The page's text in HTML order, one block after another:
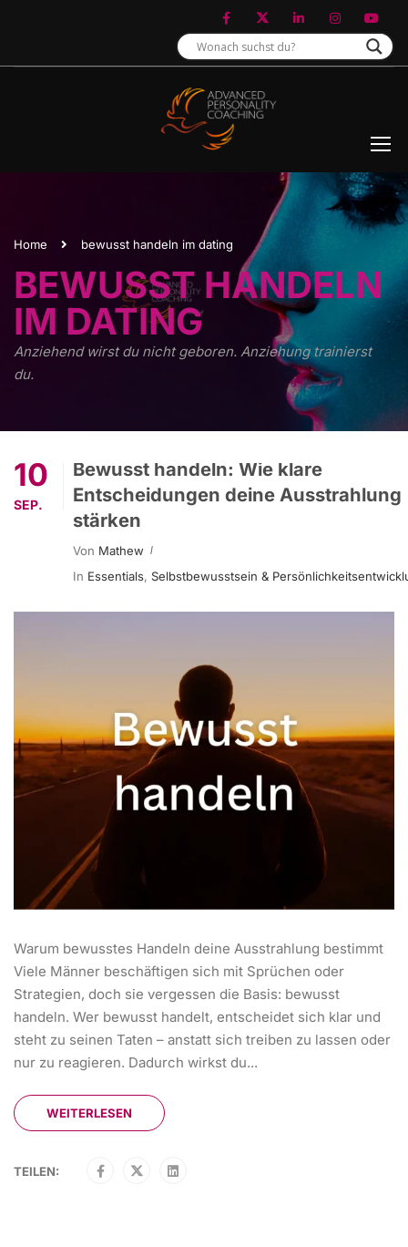
Home bewusst handeln im dating
BEWUSST HANDELN
IM DATING
Anziehend wirst du nicht geboren. Anziehung trainierst
du.
10
SEP.
Bewusst handeln: Wie klare
Entscheidungen deine Ausstrahlung
stärken
Von Mathew
In Essentials, Selbstbewusstsein &
Warum bewusstes Handeln deine Ausstrahlung bestimmt
Viele Männer beschäftigen sich mit Sprüchen oder
Strategien, doch sie vergessen die Basis: bewusst
handeln. Wer bewusst handelt, entscheidet sich klar und
steht zu seinen Taten – anstatt sich treiben zu lassen oder
nur zu reagieren. Dadurch wirkst du...
WEITERLESEN
TEILEN: